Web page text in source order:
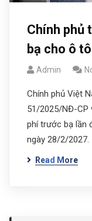
Chính phủ
bạ cho ô
Admin
Chính phủ Việt
51/2025/NĐ-CP
phí trước bạ lần
ngày 28/2/2027.
Read More